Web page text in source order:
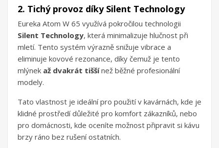
2. Tichý provoz díky Silent Technology
Eureka Atom W 65 využívá pokročilou technologii
Silent Technology, která minimalizuje hlučnost při
mletí. Tento systém výrazně snižuje vibrace a
eliminuje kovové rezonance, díky čemuž je tento
mlýnek až dvakrát tiššínež běžné profesionální
modely.
Tato vlastnost je ideální pro použití v kavárnách, kde je
klidné prostředí důležité pro komfort zákazníků, nebo
pro domácnosti, kde oceníte možnost připravit si kávu
brzy ráno bez rušení ostatních.